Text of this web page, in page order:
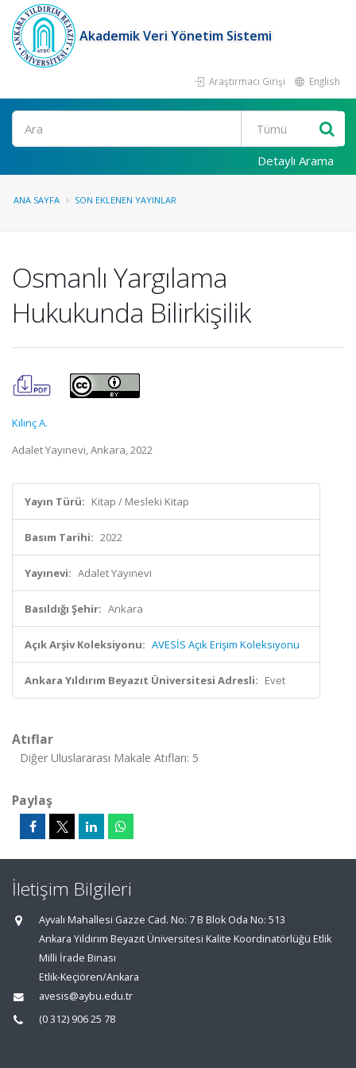
Akademik Veri Yönetim Sistemi
Araştırmacı Girişi English
Ara
Detaylı Arama
ANA SAYFA SON EKLENEN YAYINLAR
Osmanlı Yargılama
Hukukunda Bilirkişilik
Kılınç A.
Adalet Yayınevi, Ankara, 2022
Yayın Türü: Kitap / Mesleki Kitap
Basım Tarihi: 2022
Yayınevi: Adalet Yayınevi
Basıldığı Şehir: Ankara
Açık Arşiv Koleksiyonu: AVESİS Açık Erişim Koleksiyonu
Ankara Yıldırım Beyazıt Üniversitesi Adresli: Evet
Atıflar
Diğer Uluslararası Makale Atıfları: 5
Paylaş
İletişim Bilgileri
Ayvalı Mahallesi Gazze Cad. No: 7 B Blok Oda No: 513
Ankara Yıldırım Beyazıt Üniversitesi Kalite Koordinatörlüğü Etlik
Milli İrade Binası
Etlik-Keçiören/Ankara
avesis@aybu.edu.tr
(0 312) 906 25 78